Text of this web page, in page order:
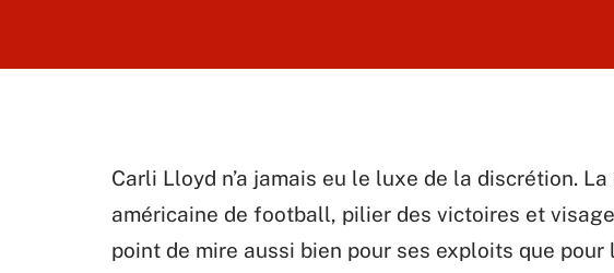
Carli Lloyd n’a jamais eu le luxe de la discrétion.
américaine de football, pilier des victoires et
point de mire aussi bien pour ses exploits que pour